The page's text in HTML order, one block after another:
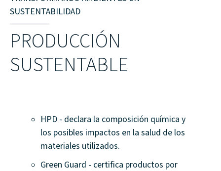
SUSTENTABILIDAD
PRODUCCIÓN
SUSTENTABLE
HPD - declara la composición química y
los posibles impactos en la salud de los
materiales utilizados.
Green Guard - certifica productos por